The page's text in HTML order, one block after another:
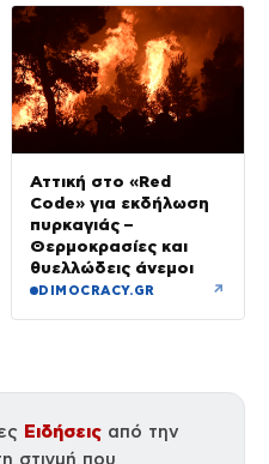
Αττική στο «Red
Code» για εκδήλωση
πυρκαγιάς –
Θερμοκρασίες και
θυελλώδεις άνεμοι
DIMOCRACY.GR ↗
Ειδήσεις από την
στιγμή που